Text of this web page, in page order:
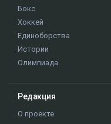
Бокс
Хоккей
Единоборства
Истории
Олимпиада
Редакция
О проекте